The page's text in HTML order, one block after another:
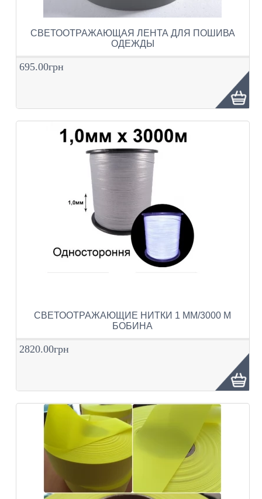
СВЕТООТРАЖАЮЩАЯ ЛЕНТА ДЛЯ ПОШИВА
ОДЕЖДЫ
695.00грн
СВЕТООТРАЖАЮЩИЕ НИТКИ 1 ММ/3000 М
БОБИНА
2820.00грн